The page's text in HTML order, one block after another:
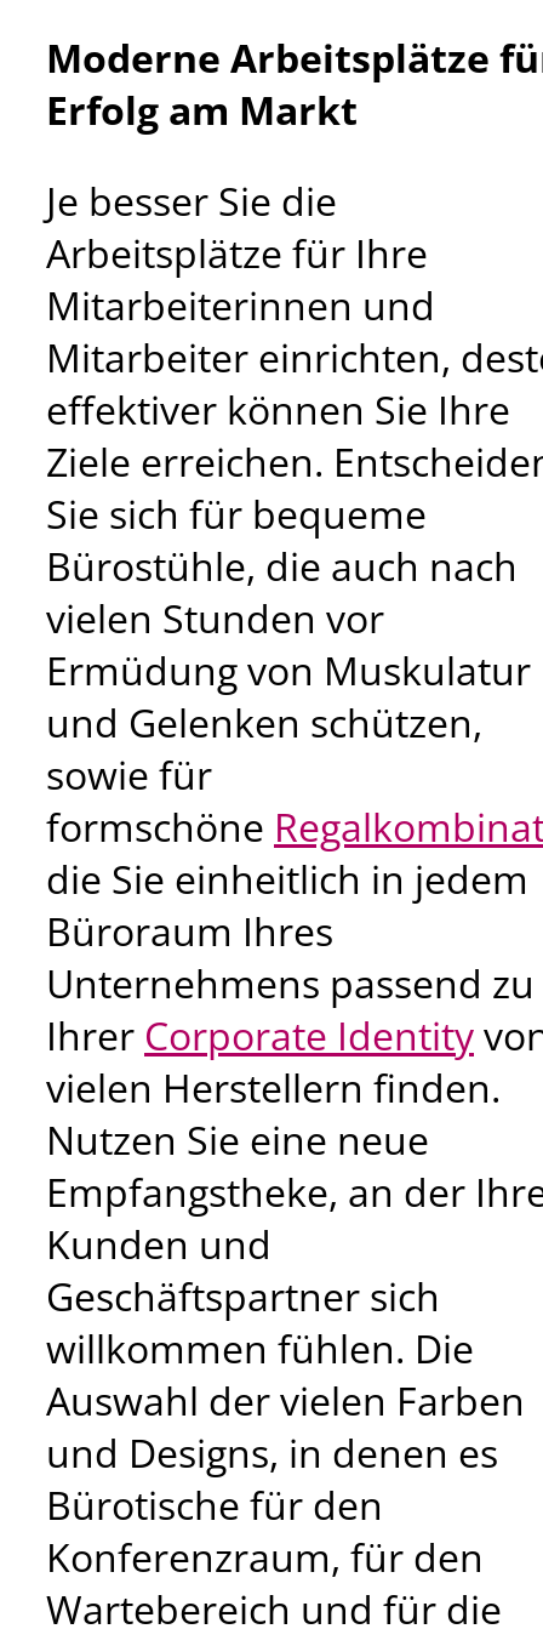
Moderne Arbeitsplätze
Erfolg am Markt
Je besser Sie die
Arbeitsplätze für Ihre
Mitarbeiterinnen und
Mitarbeiter einrichten,
effektiver können Sie Ihre
Ziele erreichen.
Sie sich für bequeme
Bürostühle, die auch nach
vielen Stunden vor
Ermüdung von Muskulatur
und Gelenken schützen,
sowie für
formschöne
die Sie einheitlich in jedem
Büroraum Ihres
Unternehmens passend zu
Ihrer Corporate Identity
vielen Herstellern finden.
Nutzen Sie eine neue
Empfangstheke, an der
Kunden und
Geschäftspartner sich
willkommen fühlen. Die
Auswahl der vielen Farben
und Designs, in denen es
Bürotische für den
Konferenzraum, für den
Wartebereich und für die